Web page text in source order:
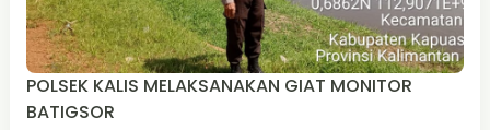
POLSEK KALIS MELAKSANAKAN GIAT MONITOR
BATIGSOR